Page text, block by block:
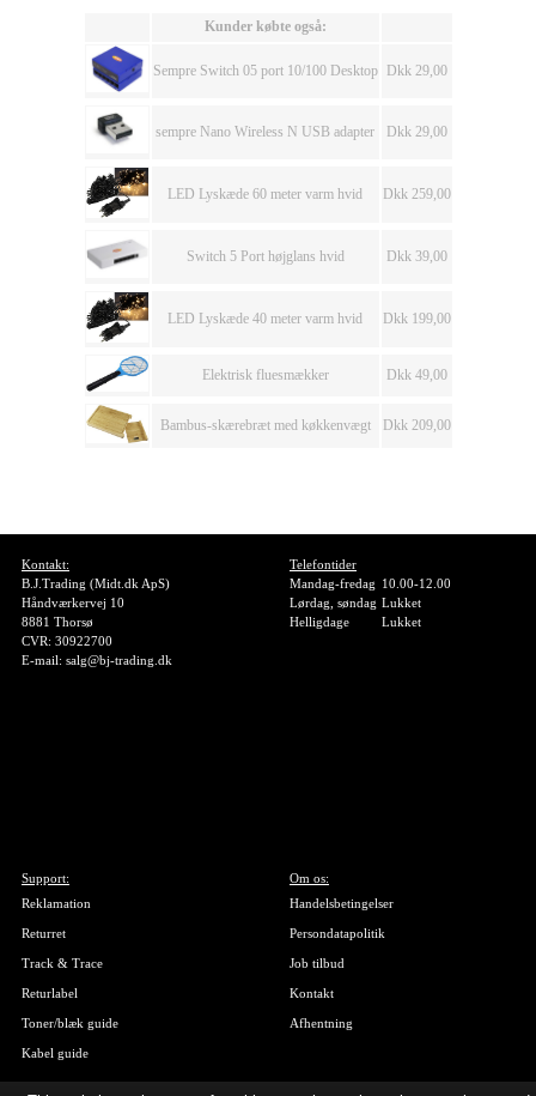
Kunder købte også:
Sempre Switch 05 port 10/100 Desktop Dkk 29,00
sempre Nano Wireless N USB adapter Dkk 29,00
LED Lyskæde 60 meter varm hvid Dkk 259,00
Switch 5 Port højglans hvid Dkk 39,00
LED Lyskæde 40 meter varm hvid Dkk 199,00
Elektrisk fluesmækker Dkk 49,00
Bambus-skærebræt med køkkenvægt Dkk 209,00
Kontakt:
B.J.Trading (Midt.dk ApS)
Håndværkervej 10
8881 Thorsø
CVR: 30922700
E-mail: salg@bj-trading.dk
Telefontider
Mandag-fredag 10.00-12.00
Lørdag, søndag Lukket
Helligdage
Lukket
Support:
Reklamation
Returret
Track & Trace
Returlabel
Toner/blæk guide
Kabel guide
Om os:
Handelsbetingelser
Persondatapolitik
Job tilbud
Kontakt
Afhentning